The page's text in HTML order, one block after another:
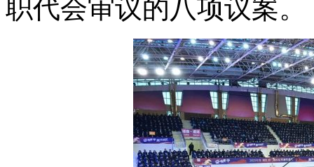
职代会审议的八项议案。